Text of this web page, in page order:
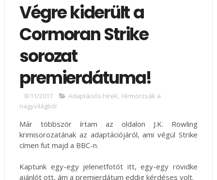
Végre kiderült a
Cormoran Strike
sorozat
premierdátuma!
8/11/2017 Adaptációs hírek, Hírmorzsák a
nagyvilágból
Már többször írtam az oldalon J.K. Rowling
krimisorozatának az adaptációjáról, ami végül Strike
címen fut majd a BBC-n.
Kaptunk egy-egy jelenetfotót itt, egy-egy rövidke
ajánlót ott, ám a premierdátum eddig kérdéses volt.